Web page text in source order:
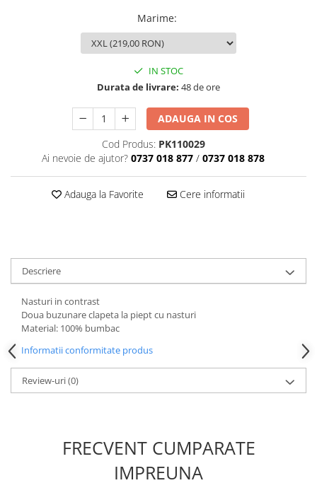
Marime:
IN STOC
Durata de livrare: 48 de ore
ADAUGA IN COS
Cod Produs: PK110029
Ai nevoie de ajutor? 0737 018 877 / 0737 018 878
Adauga la Favorite Cere informatii
Descriere
Nasturi in contrast
Doua buzunare clapeta la piept cu nasturi
Material: 100% bumbac
Informatii conformitate produs
Review-uri(0)
FRECVENT CUMPARATE
IMPREUNA